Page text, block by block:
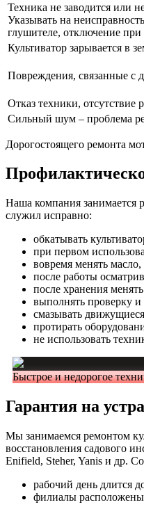
Техника не заводится или
Указывать на
глушителе, отключение
Культиватор зарывается в
Повреждения, связанные с
Отказ техники, отсутствие
Сильный шум – проблема
Дорогостоящего ремонта
Наша компания занимается
служил исправно:
обкатывать
при первом
вовремя менять
после работы
после хранения
выполнять проверку и
смазывать
протирать
не использовать
Быстрое и недорогое
Гарантия на
Мы занимаемся ремонтом
восстановления садового
Enifield, Steher, Yanis и др.
рабочий день длится
филиалы расположены